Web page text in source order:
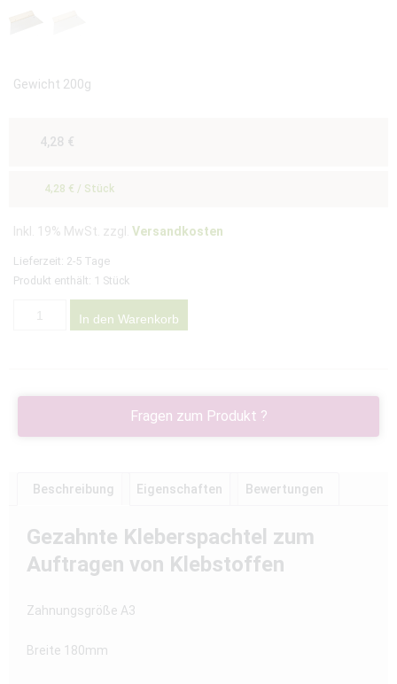
Gewicht 200g
4,28 €
4,28 € / Stück
Inkl. 19% MwSt. zzgl. Versandkosten
Lieferzeit: 2-5 Tage
Produkt enthält: 1 Stück
In den Warenkorb
Fragen zum Produkt ?
Beschreibung Eigenschaften Bewertungen
Gezahnte Kleberspachtel zum
Auftragen von Klebstoffen
Zahnungsgröße A3
Breite 180mm